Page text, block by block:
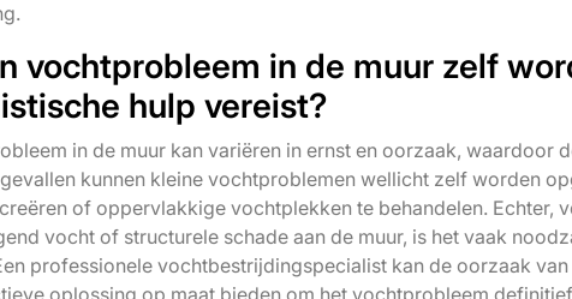
vochtprobleem in de muur zelf
hulp vereist?
in de muur kan variëren in ernst en oorzaak, waardoor
kunnen kleine vochtproblemen wellicht zelf worden
of oppervlakkige vochtplekken te behandelen. Echter,
vocht of structurele schade aan de muur, is het vaak
professionele vochtbestrijdingspecialist kan de oorzaak